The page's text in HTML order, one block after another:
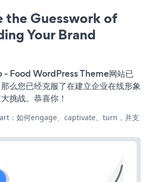
the Guesswork of
Your Brand
- Food WordPress Theme网站已
么您已经克服了在建立企业在线形象
挑战。恭喜你！
：如何engage、captivate、turn，并支